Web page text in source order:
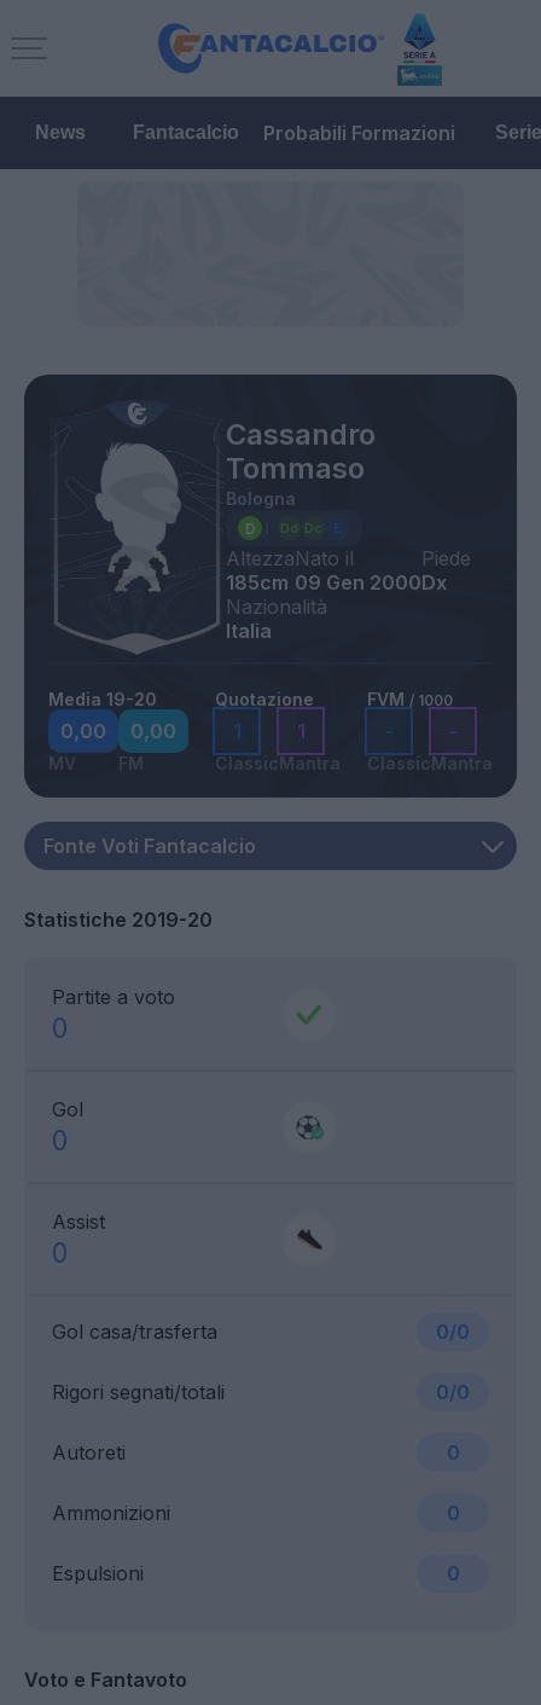
News Fantacalcio Probabili Formazioni
Cassandro
Tommaso
Bologna
Altezza
185cm
Nato il
09 Gen 2000
Piede
Dx
Nazionalità
Italia
Media 19-20
0,00
MV
0,00
FM
Quotazione
1
Classic
1
Mantra
FVM / 1000
-
Classic
-
Mantra
Statistiche 2019-20
Partite a voto
0
Gol
0
Assist
0
Gol casa/trasferta 0/0
Ammonizioni 0
Rigori segnati/totali 0/0
Espulsioni 0
Autoreti 0
Voto e Fantavoto